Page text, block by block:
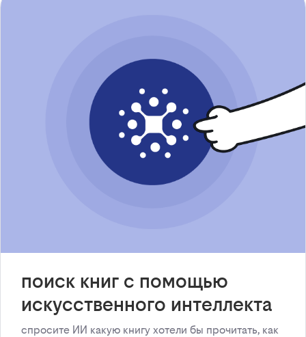
поиск книг с помощью
искусственного интеллекта
спросите ИИ какую книгу хотели бы прочитать, как